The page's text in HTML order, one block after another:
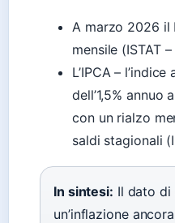
A marzo 2026 il
mensile (ISTAT
L’IPCA –
dell’1,5%
con un rialzo
saldi stagionali
In sintesi: Il dato di
un’inflazione